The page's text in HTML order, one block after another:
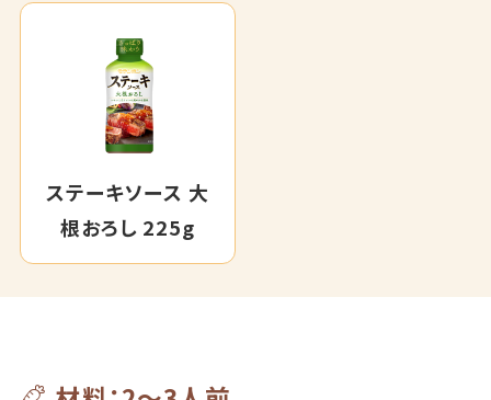
ステーキソース 大
根おろし 225g